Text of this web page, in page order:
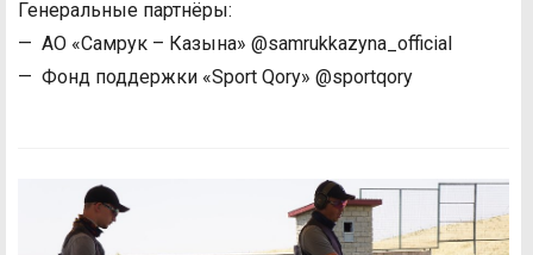
Генеральные партнёры:
— АО «Самрук – Казына» @samrukkazyna_official
— Фонд поддержки «Sport Qory» @sportqory